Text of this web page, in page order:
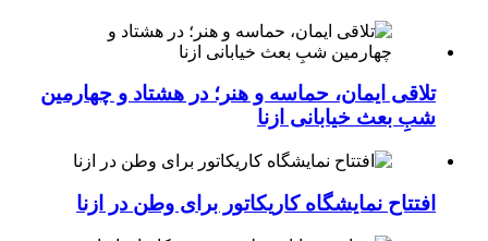
تلاقی ایمان، حماسه و هنر؛ در هشتاد و چهارمین
شبِ بعث خیابانی ازنا
افتتاح نمایشگاه کاریکاتور برای وطن در ازنا